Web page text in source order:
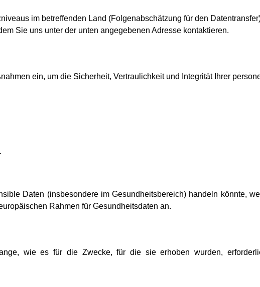
im betreffenden Land (Folgenabschätzung für den
Sie uns unter der unten angegebenen Adresse kontaktieren.
ein, um die Sicherheit, Vertraulichkeit und Integrität Ihrer
Daten (insbesondere im Gesundheitsbereich) handeln könnte,
Rahmen für Gesundheitsdaten an.
wie es für die Zwecke, für die sie erhoben wurden,